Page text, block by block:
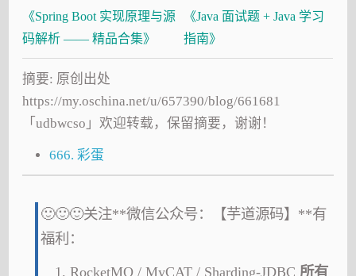
《Spring Boot 实现原理与源
码解析 —— 精品合集》
《Java 面试题 + Java 学习
指南》
摘要: 原创出处
https://my.oschina.net/u/657390/blog/661681
「udbwcso」欢迎转载，保留摘要，谢谢！
666. 彩蛋
🙂🙂🙂关注**微信公众号：【芋道源码】**有
福利：
RocketMQ / MyCAT / Sharding-JDBC 所有